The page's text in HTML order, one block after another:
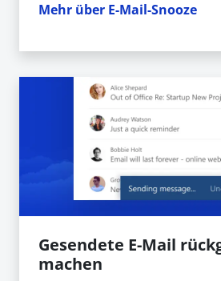
Mehr über E-Mail-Snooze
Gesendete E-Mail
machen